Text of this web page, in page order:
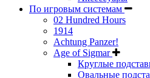
По игровым системам
02 Hundred Hours
1914
Achtung Panzer!
Age of Sigmar
Круглые
Овальные